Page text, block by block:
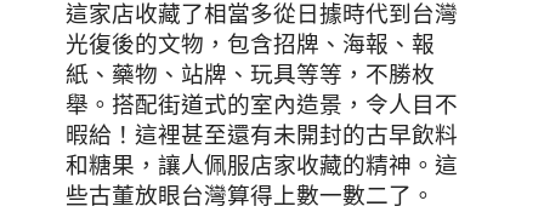
這家店收藏了相當多從日據時代到台灣
光復後的文物 ，包含招牌 、 海報 、報
紙 、 藥物 、站牌 、玩具等等 ， 不勝枚
舉 。搭配街道式的室內造景 ，令人目不
暇給 ！這裡甚至還有未開封的古早飲料
和糖果 ，讓人佩服店家收藏的精神。這
些古董放眼台灣算得上數一數二了。